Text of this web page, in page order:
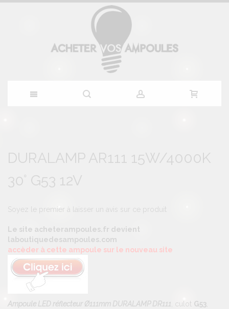
contenu
the
of
the
gallery
the
of
the
gallery
DURALAMP AR111 15W/4000K
30° G53 12V
Soyez le premier à laisser un avis sur ce produit
Le site acheterampoules.fr devient
laboutiquedesampoules.com
accèder à cette ampoule sur le nouveau site
Ampoule LED réflecteur Ø111mm DURALAMP DR111 , culot G53